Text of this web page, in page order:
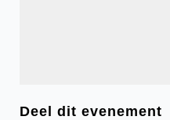
Deel dit evenement